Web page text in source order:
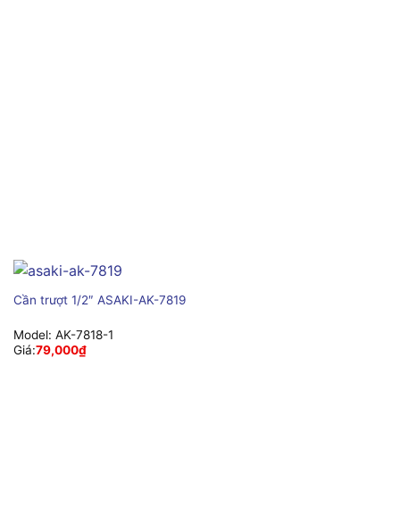
Cần trượt 1/2″ ASAKI-AK-7819
Model: AK-7818-1
Giá:79,000₫